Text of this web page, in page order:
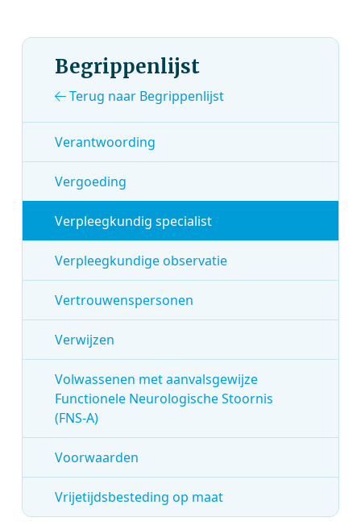
Begrippenlijst
Terug naar Begrippenlijst
Verantwoording
Vergoeding
Verpleegkundig specialist
Verpleegkundige observatie
Vertrouwenspersonen
Verwijzen
Volwassenen met aanvalsgewijze
Functionele Neurologische Stoornis
(FNS-A)
Voorwaarden
Vrijetijdsbesteding op maat